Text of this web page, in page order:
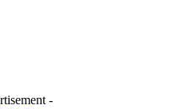
-